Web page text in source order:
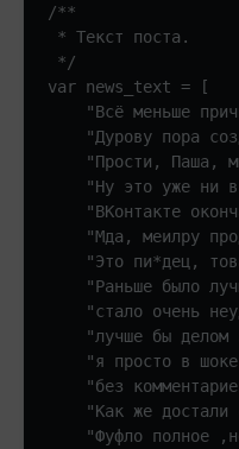
/**
* Текст поста.
*/
var news_text = [
"Всё меньше
"Дурову пора
"Прости, Паша,
"Ну это уже ни
"ВКонтакте
"Мда, меилру
"Это пи*дец,
"Раньше было
"стало очень
"лучше бы делом
"я просто в
"без
"Как же достали
"Фуфло полное